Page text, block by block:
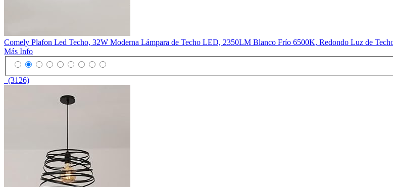
Comely Plafon Led Techo, 32W Moderna Lámpara de Techo LED, 2350LM Blanco Frío 6500K, Redondo Luz de
Más Info
(3126)